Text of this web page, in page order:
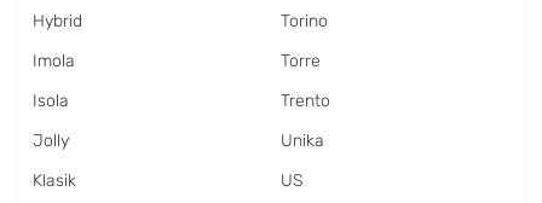
Hybrid
Imola
Isola
Jolly
Klasik
Torino
Torre
Trento
Unika
US